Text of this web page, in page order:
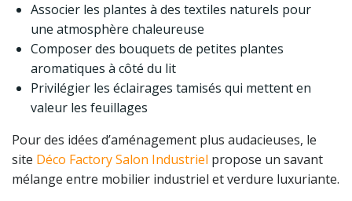
Associer les plantes à des textiles naturels pour
une atmosphère chaleureuse
Composer des bouquets de petites plantes
aromatiques à côté du lit
Privilégier les éclairages tamisés qui mettent en
valeur les feuillages
Pour des idées d’aménagement plus audacieuses, le
site Déco Factory Salon Industriel propose un savant
mélange entre mobilier industriel et verdure luxuriante.